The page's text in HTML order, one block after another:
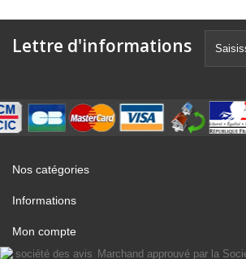
Lettre d'informations
Nos catégories
Informations
Mon compte
Marchand approuvé par la